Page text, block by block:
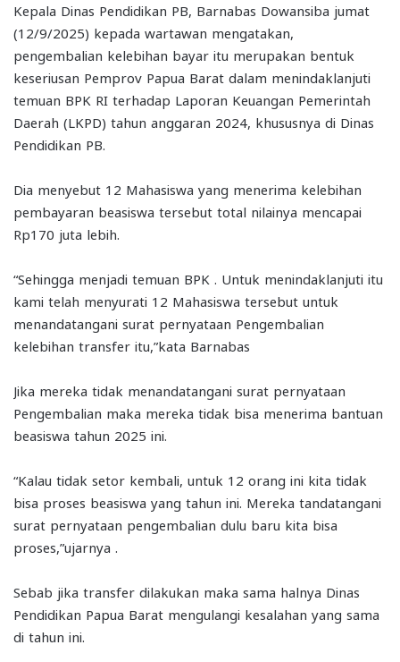
Kepala Dinas Pendidikan PB, Barnabas Dowansiba jumat
(12/9/2025) kepada wartawan mengatakan,
pengembalian kelebihan bayar itu merupakan bentuk
keseriusan Pemprov Papua Barat dalam menindaklanjuti
temuan BPK RI terhadap Laporan Keuangan Pemerintah
Daerah (LKPD) tahun anggaran 2024, khususnya di Dinas
Pendidikan PB.
Dia menyebut 12 Mahasiswa yang menerima kelebihan
pembayaran beasiswa tersebut total nilainya mencapai
Rp170 juta lebih.
“Sehingga menjadi temuan BPK . Untuk menindaklanjuti itu
kami telah menyurati 12 Mahasiswa tersebut untuk
menandatangani surat pernyataan Pengembalian
kelebihan transfer itu,”kata Barnabas
Jika mereka tidak menandatangani surat pernyataan
Pengembalian maka mereka tidak bisa menerima bantuan
beasiswa tahun 2025 ini.
“Kalau tidak setor kembali, untuk 12 orang ini kita tidak
bisa proses beasiswa yang tahun ini. Mereka tandatangani
surat pernyataan pengembalian dulu baru kita bisa
proses,”ujarnya .
Sebab jika transfer dilakukan maka sama halnya Dinas
Pendidikan Papua Barat mengulangi kesalahan yang sama
di tahun ini.